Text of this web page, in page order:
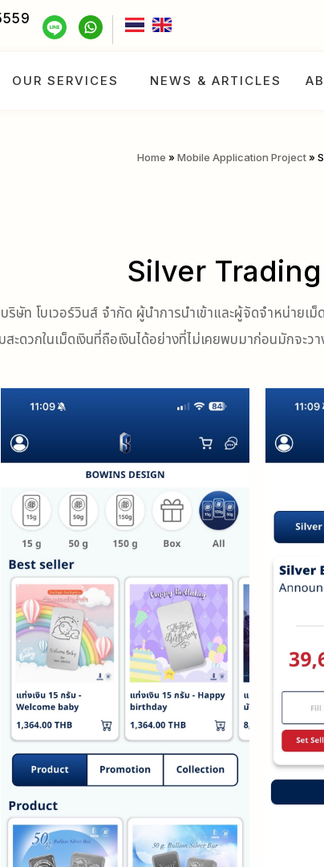
OUR SERVICES NEWS & ARTICLES
Home » Mobile Application Project»
Silver
ริษัท โบเวอร์วินส์ จำกัด ผู้นำการนำเข้าและผู้จัดจำหน่ายเ
ดวกในเม็ดเงินที่ถือเงินได้อย่างที่ไม่เคยพบมาก่อนมักจะ